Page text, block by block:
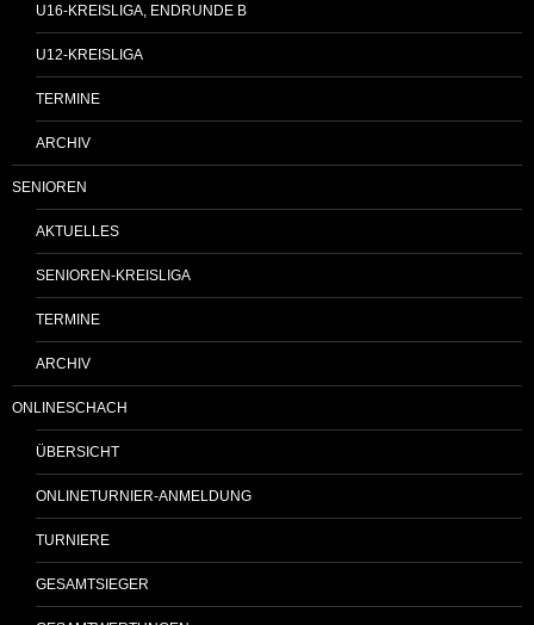
U16-KREISLIGA, ENDRUNDE B
U12-KREISLIGA
TERMINE
ARCHIV
SENIOREN
AKTUELLES
SENIOREN-KREISLIGA
TERMINE
ARCHIV
ONLINESCHACH
ÜBERSICHT
ONLINETURNIER-ANMELDUNG
TURNIERE
GESAMTSIEGER